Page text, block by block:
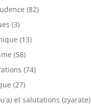
(82)
(3)
(13)
(58)
(74)
(27)
et salutations (zyarate)